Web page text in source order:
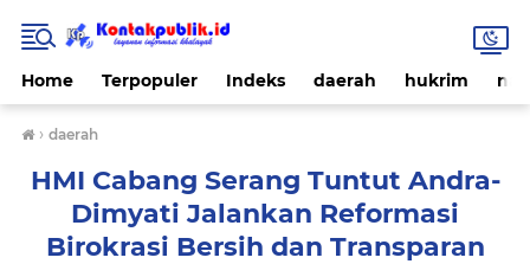
Home Terpopuler Indeks daerah hukrim
› daerah
HMI Cabang Serang Tuntut Andra-
Dimyati Jalankan Reformasi
Birokrasi Bersih dan Transparan